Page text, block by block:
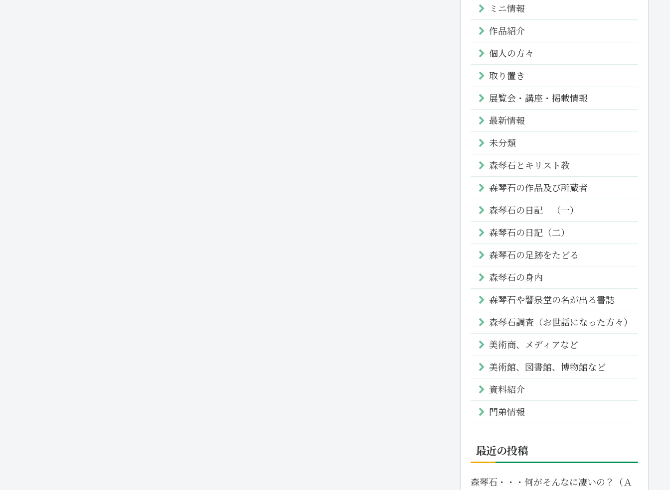
ミニ情報
作品紹介
個人の方々
取り置き
展覧会・講座・掲載情報
最新情報
未分類
森琴石とキリスト教
森琴石の作品及び所蔵者
森琴石の日記 （一）
森琴石の日記（二）
森琴石の足跡をたどる
森琴石の身内
森琴石や響泉堂の名が出る書誌
森琴石調査（お世話になった方々）
美術商、メディアなど
美術館、図書館、博物館など
資料紹介
門弟情報
最近の投稿
森琴石・・・何がそんなに凄いの？（Ａ